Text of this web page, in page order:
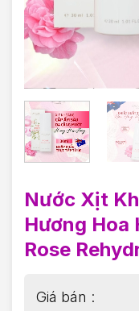
Nước Xịt
Hương Hoa
Rose